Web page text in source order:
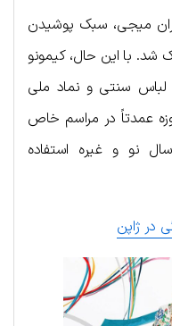
میجی، سبک پوشیدن
شد. با این حال، کیمونو
سنتی و نماد ملی
عمدتاً در مراسم خاص
نو و غیره استفاده
در ژاپن